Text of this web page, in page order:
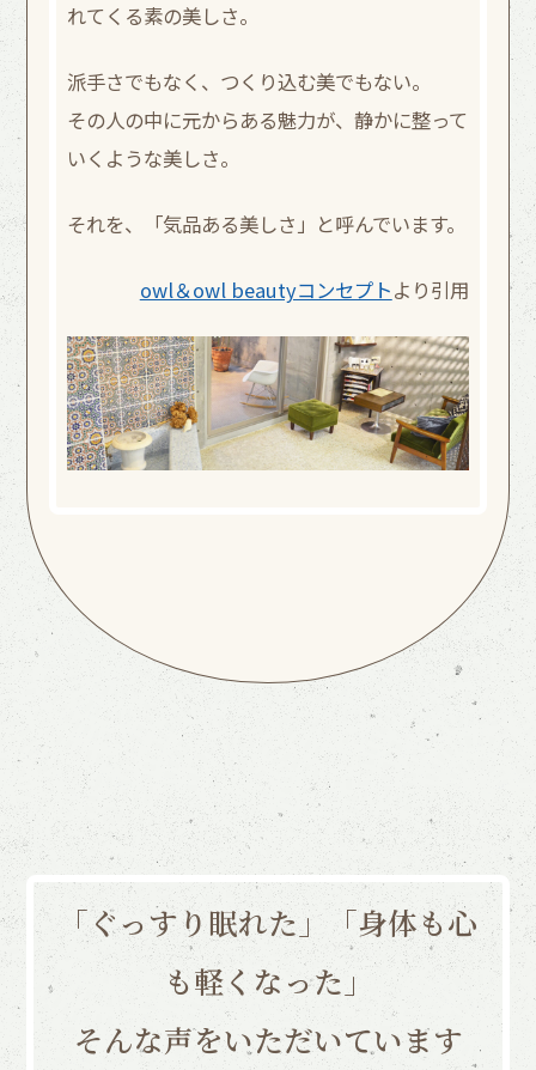
れてくる素の美しさ。
派手さでもなく、つくり込む美でもない。
その人の中に元からある魅力が、静かに整って
いくような美しさ。
それを、「気品ある美しさ」と呼んでいます。
owl＆owl beautyコンセプトより引用
「ぐっすり眠れた」「身体も心
も軽くなった」
そんな声をいただいています